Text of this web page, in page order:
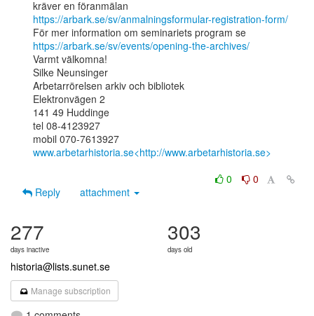
https://arbark.se/sv/anmalningsformular-registration-form/
https://arbark.se/sv/events/opening-the-archives/
Varmt välkomna!
Silke Neunsinger
Arbetarrörelsen arkiv och bibliotek
Elektronvägen 2
141 49 Huddinge
tel 08-4123927
www.arbetarhistoria.se<http://www.arbetarhistoria.se>
0
0
Reply
attachment
277
days inactive
303
days old
historia@lists.sunet.se
Manage subscription